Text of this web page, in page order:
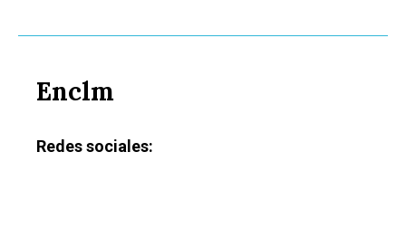
Enclm
Redes sociales: